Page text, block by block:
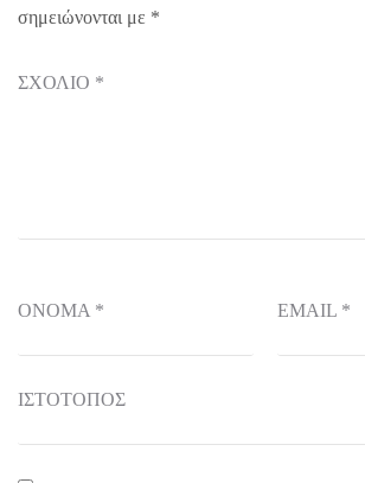
σημειώνονται με *
ΣΧΌΛΙΟ *
ΌΝΟΜΑ * EMAIL *
ΙΣΤΌΤΟΠΟΣ